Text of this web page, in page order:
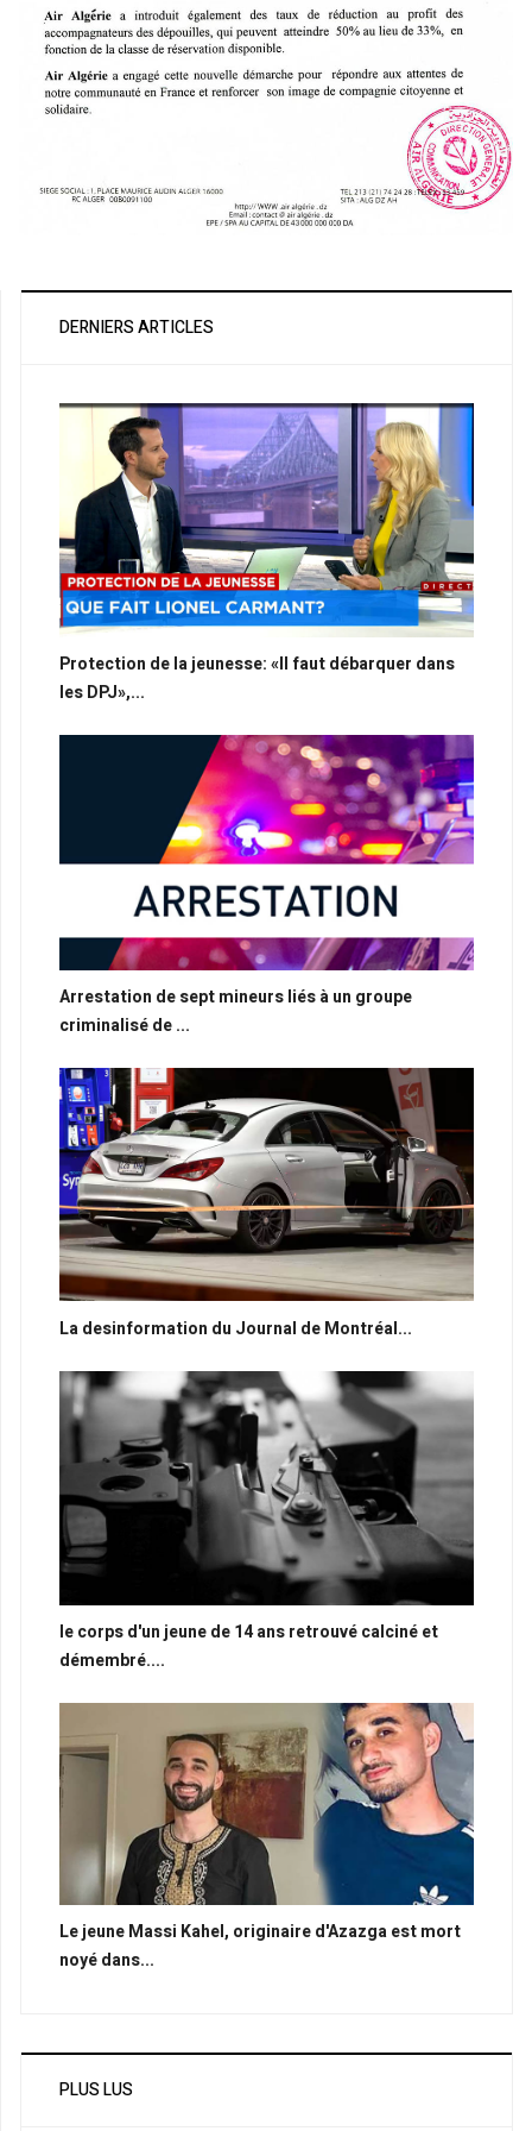
DERNIERS ARTICLES
Protection de la jeunesse: «Il faut débarquer dans
les DPJ»,...
Arrestation de sept mineurs liés à un groupe
criminalisé de ...
La desinformation du Journal de Montréal...
le corps d'un jeune de 14 ans retrouvé calciné et
démembré....
Le jeune Massi Kahel, originaire d'Azazga est mort
noyé dans...
PLUS LUS